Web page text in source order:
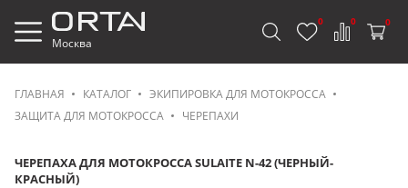
Москва
0 0 0
ГЛАВНАЯ КАТАЛОГ
ЭКИПИРОВКА ДЛЯ МОТОКРОССА
ЗАЩИТА ДЛЯ МОТОКРОССА
ЧЕРЕПАХИ
ЧЕРЕПАХА ДЛЯ МОТОКРОССА SULAITE N-42 (ЧЕРНЫЙ-
КРАСНЫЙ)